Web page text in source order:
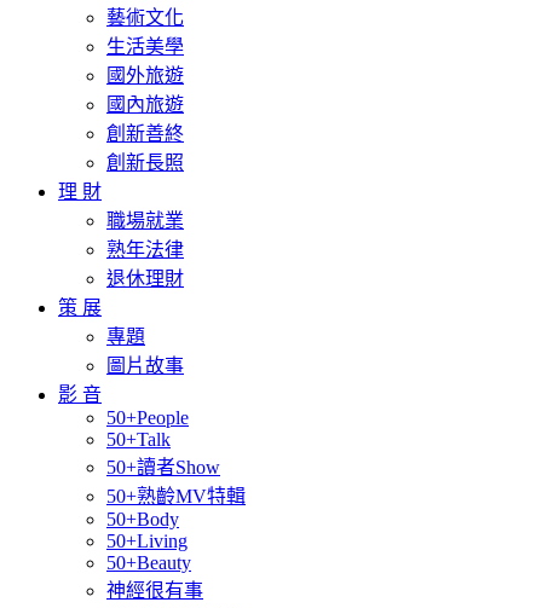
藝術文化
生活美學
國外旅遊
國內旅遊
創新善終
創新長照
理 財
職場就業
熟年法律
退休理財
策 展
專題
圖片故事
影 音
50+People
50+Talk
50+讀者Show
50+熟齡MV特輯
50+Body
50+Living
50+Beauty
神經很有事